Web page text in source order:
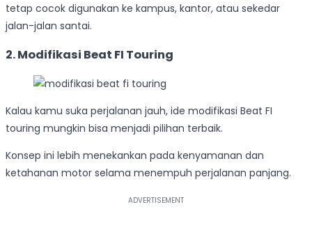
tetap cocok digunakan ke kampus, kantor, atau sekedar
jalan-jalan santai.
2. Modifikasi Beat FI Touring
Kalau kamu suka perjalanan jauh, ide modifikasi Beat FI
touring mungkin bisa menjadi pilihan terbaik.
Konsep ini lebih menekankan pada kenyamanan dan
ketahanan motor selama menempuh perjalanan panjang.